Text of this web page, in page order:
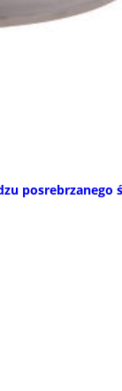
posrebrzanego